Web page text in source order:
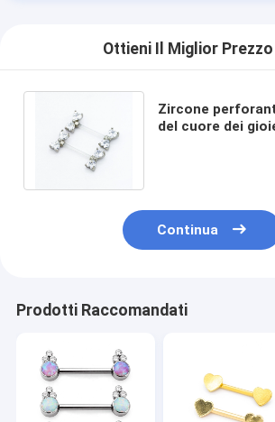
Ottieni Il Miglior
Zircone
del cuore dei
Continua
Prodotti Raccomandati